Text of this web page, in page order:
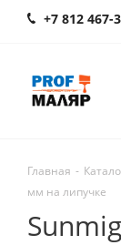
+7 812 467-
Главная -
мм на липучке